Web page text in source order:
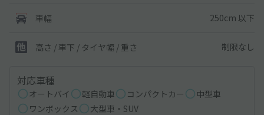
車幅 250cm 以下
高さ / 車下 / タイヤ幅 / 重さ 制限なし
対応車種
オートバイ 軽自動車 コンパクトカー
中型車
ワンボックス
大型車・SUV